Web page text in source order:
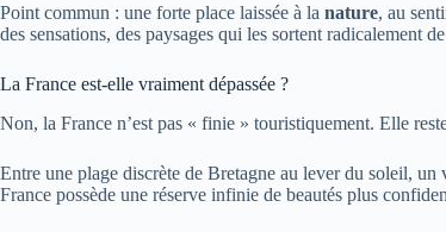
Point commun : une forte place laissée à la nature, au
des sensations, des paysages qui les sortent radicalement
La France est-elle vraiment dépassée ?
Non, la France n’est pas « finie » touristiquement. Elle
Entre une plage discrète de Bretagne au lever du soleil,
France possède une réserve infinie de beautés plus